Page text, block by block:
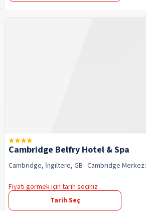
Cambridge Belfry Hotel & Spa
Cambridge, İngiltere, GB · Cambridge Merkez:
Fiyatı görmek için tarih seçiniz
Tarih Seç